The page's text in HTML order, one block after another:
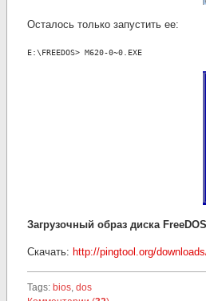
Осталось только запустить ее:
E:\FREEDOS> M620-0~0.EXE
Загрузочный образ диска FreeDOS
Скачать: http://pingtool.org/
Tags: bios, dos